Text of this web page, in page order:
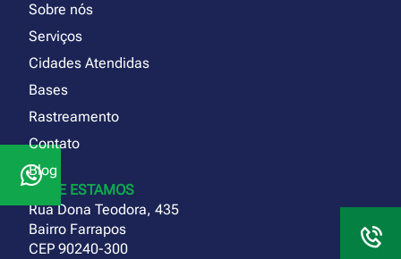
Sobre nós
Serviços
Cidades Atendidas
Bases
Rastreamento
Contato
Blog
ONDE ESTAMOS
Rua Dona Teodora, 435
Bairro Farrapos
CEP 90240-300